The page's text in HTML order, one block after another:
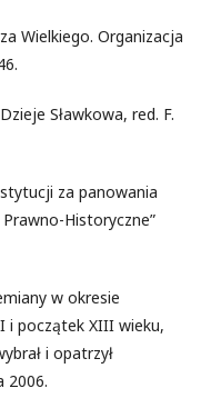
Wielkiego. Organizacja
Sławkowa, red. F.
za panowania
Historyczne”
w okresie
i początek XIII wieku,
i opatrzył
2006.